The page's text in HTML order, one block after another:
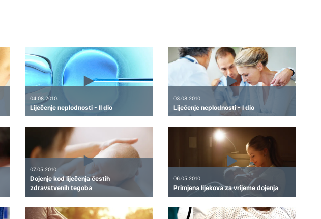
04.08.2010.
Liječenje neplodnosti - II dio
03.08.2010.
Liječenje neplodnosti - I dio
07.05.2010.
Dojenje kod liječenja čestih
zdravstvenih tegoba
06.05.2010.
Primjena lijekova za vrijeme dojenja